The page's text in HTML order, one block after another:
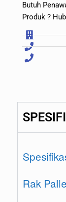
Butuh
Produk ?
Rak